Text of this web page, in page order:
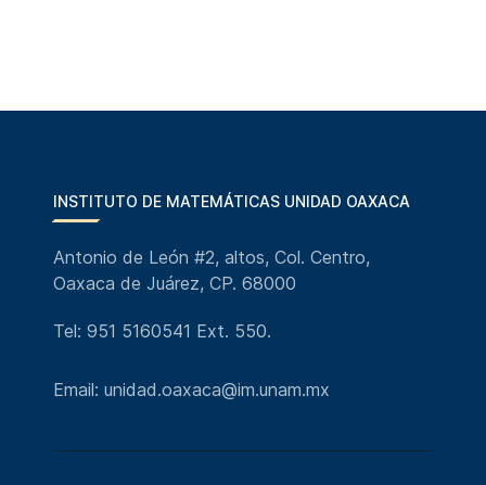
INSTITUTO DE MATEMÁTICAS UNIDAD OAXACA
Antonio de León #2, altos, Col. Centro,
Oaxaca de Juárez, CP. 68000
Tel: 951 5160541 Ext. 550.
Email: unidad.oaxaca@im.unam.mx